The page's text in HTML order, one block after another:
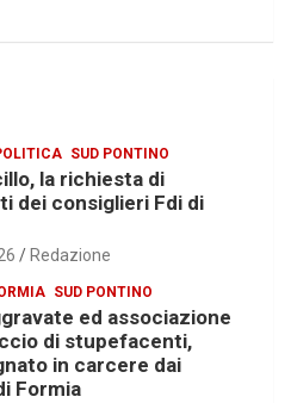
SUD PONTINO
la richiesta di
dei consiglieri Fdi di
Redazione
SUD PONTINO
ed associazione
di stupefacenti,
in carcere dai
Formia